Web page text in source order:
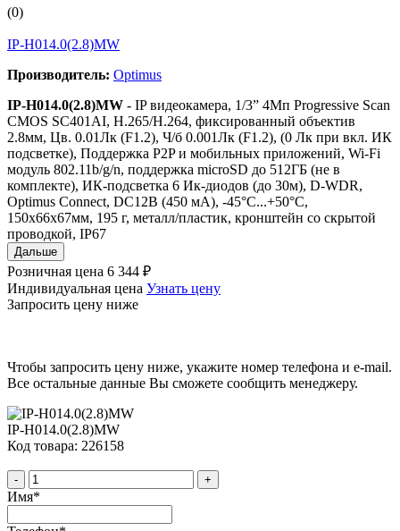
(0)
IP-H014.0(2.8)MW
Производитель: Optimus
IP-H014.0(2.8)MW - IP видеокамера, 1/3” 4Мп Progressive Scan
CMOS SC401AI, H.265/H.264, фиксированный объектив
2.8мм, Цв. 0.01Лк (F1.2), Ч/б 0.001Лк (F1.2), (0 Лк при вкл. ИК
подсветке), Поддержка P2P и мобильных приложений, Wi-Fi
модуль 802.11b/g/n, поддержка microSD до 512ГБ (не в
комплекте), ИК-подсветка 6 Ик-диодов (до 30м), D-WDR,
Optimus Connect, DC12В (450 мА), -45°С...+50°С,
150х66х67мм, 195 г, металл/пластик, кронштейн со скрытой
проводкой, IP67
Дальше
Розничная цена 6 344 ₽
Индивидуальная цена Узнать цену
Запросить цену ниже
Чтобы запросить цену ниже, укажите номер телефона и e-mail.
Все остальные данные Вы сможете сообщить менеджеру.
IP-H014.0(2.8)MW
Код товара: 226158
- +
Имя*